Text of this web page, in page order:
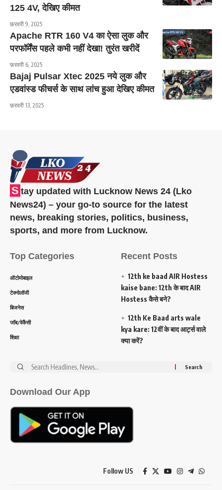
125 4V, देखिए कीमत
फ़रवरी 9, 2025
Apache RTR 160 V4 का ऐसा लुक और
परफॉर्मेंस पहले कभी नहीं देखा! तुरंत खरीदें
फ़रवरी 6, 2025
Bajaj Pulsar Xtec 2025 नये लुक और
एडवांस्ड फीचर्स के साथ लांच हुआ देखिए कीमत
फ़रवरी 13, 2025
S tay updated with Lucknow News 24 (Lko
News24) – your go-to source for the latest
news, breaking stories, politics, business,
sports, and more from Lucknow.
Top Categories
ऑटोमोबाइल
टेक्नोलॉजी
बिजनेस
जॉब/वेकैंसी
शिक्षा
Recent Posts
12th ke baad AIR Hostess
kaise bane: 12th के बाद AIR
Hostess कैसे बने?
12th Ke Baad arts wale
kya kare: 12वीं के बाद आर्ट्स वाले
क्या करें?
Search
Download Our App
Follow US